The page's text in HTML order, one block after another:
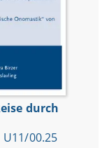
durch
00.25